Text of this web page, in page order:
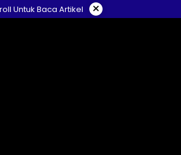
Untuk Baca Artikel ×